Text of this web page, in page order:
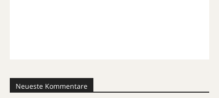
Neueste Kommentare